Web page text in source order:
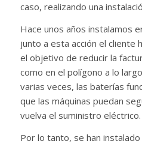
caso, realizando una
Hace unos años instalamos
junto a esta acción el cliente
el objetivo de reducir la
como en el polígono a lo
varias veces, las baterías
que las máquinas puedan
vuelva el suministro eléctrico.
Por lo tanto, se han